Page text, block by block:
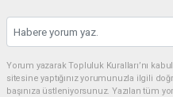
Yorum yazarak Topluluk Kuralları’nı
sitesine yaptığınız yorumunuzla ilgili
başınıza üstleniyorsunuz. Yazılan tüm